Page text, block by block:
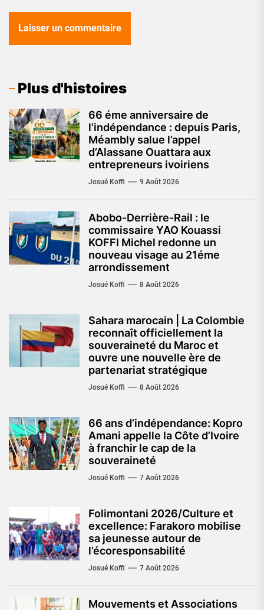
Plus d'histoires
66 éme anniversaire de
l’indépendance : depuis Paris,
Méambly salue l’appel
d’Alassane Ouattara aux
entrepreneurs ivoiriens
Josué Koffi 9 Août 2026
Abobo-Derrière-Rail : le
commissaire YAO Kouassi
KOFFI Michel redonne un
nouveau visage au 21éme
arrondissement
Josué Koffi 8 Août 2026
Sahara marocain | La Colombie
reconnaît officiellement la
souveraineté du Maroc et
ouvre une nouvelle ère de
partenariat stratégique
Josué Koffi 8 Août 2026
66 ans d’indépendance: Kopro
Amani appelle la Côte d’Ivoire
à franchir le cap de la
souveraineté
Josué Koffi 7 Août 2026
Folimontani 2026/Culture et
excellence: Farakoro mobilise
sa jeunesse autour de
l’écoresponsabilité
Josué Koffi 7 Août 2026
Mouvements et Associations